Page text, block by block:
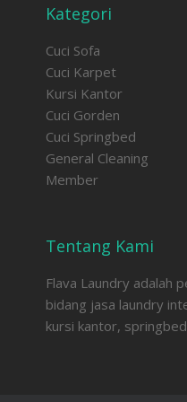
Kategori
Cuci Sofa
Cuci Karpet
Kursi Kantor
Cuci Gorden
Cuci Springbed
General Cleaning
Member
Tentang Kami
Flava Laundry adalah
bidang jasa laundry
kursi kantor,